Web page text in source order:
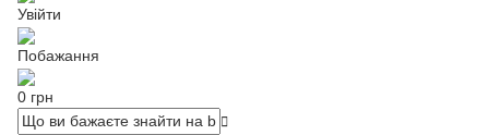
Увійти
Побажання
0 грн